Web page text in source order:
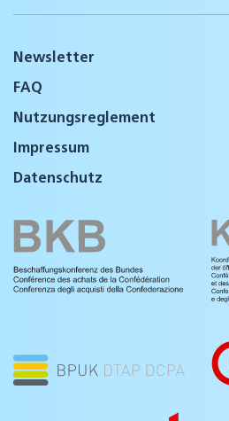
Newsletter
FAQ
Nutzungsreglement
Impressum
Datenschutz